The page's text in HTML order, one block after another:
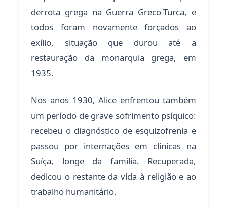
derrota grega na Guerra Greco-Turca, e
todos foram novamente forçados ao
exílio, situação que durou até a
restauração da monarquia grega, em
1935.
Nos anos 1930, Alice enfrentou também
um período de grave sofrimento psíquico:
recebeu o diagnóstico de esquizofrenia e
passou por internações em clínicas na
Suíça, longe da família. Recuperada,
dedicou o restante da vida à religião e ao
trabalho humanitário.